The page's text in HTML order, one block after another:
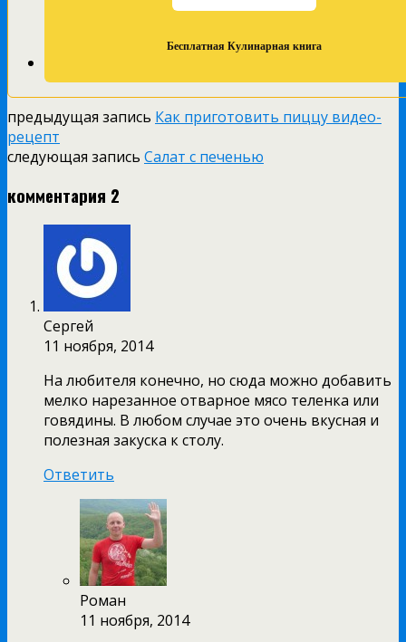
предыдущая запись Как приготовить пиццу видео-
рецепт
следующая запись Салат с печенью
комментария 2
Сергей
11 ноября, 2014
На любителя конечно, но сюда можно добавить
мелко нарезанное отварное мясо теленка или
говядины. В любом случае это очень вкусная и
полезная закуска к столу.
Ответить
Роман
11 ноября, 2014